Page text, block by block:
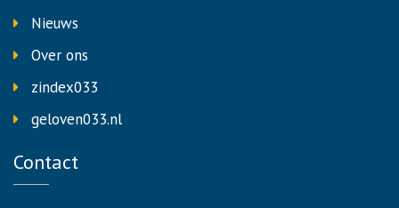
Nieuws
Over ons
zindex033
geloven033.nl
Contact